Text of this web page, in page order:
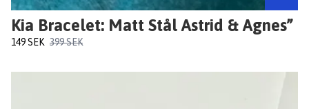
Kia Bracelet: Matt Stål Astrid & Agnes”
149 SEK 399 SEK